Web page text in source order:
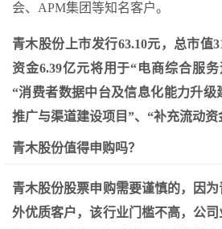
会、APM集团等知名客户。
青木股份上市发行63.10元，总市值
资金6.39亿元将用于“电商综合服务
“消费者数据中台及信息化能力升级
推广与渠道建设项目”、“补充流动资
青木股份值得申购吗？
青木股份股票申购需要谨慎的，因
外优质客户，该行业门槛不高，公